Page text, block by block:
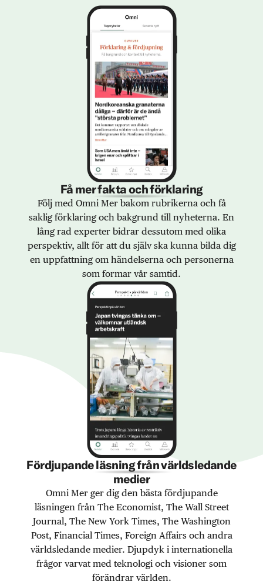
Få mer fakta och förklaring
Följ med Omni Mer bakom rubrikerna och få
saklig förklaring och bakgrund till nyheterna. En
lång rad experter bidrar dessutom med olika
perspektiv, allt för att du själv ska kunna bilda dig
en uppfattning om händelserna och personerna
som formar vår samtid.
Fördjupande läsning från världsledande
medier
Omni Mer ger dig den bästa fördjupande
läsningen från The Economist, The Wall Street
Journal, The New York Times, The Washington
Post, Financial Times, Foreign Affairs och andra
världsledande medier. Djupdyk i internationella
frågor varvat med teknologi och visioner som
förändrar världen.